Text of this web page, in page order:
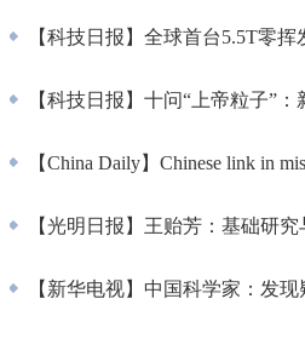
【科技日报】全球首台5.5T零
【科技日报】十问“上帝粒子”：
【China Daily】Chinese link in
【光明日报】王贻芳：基础研
【新华电视】中国科学家：发